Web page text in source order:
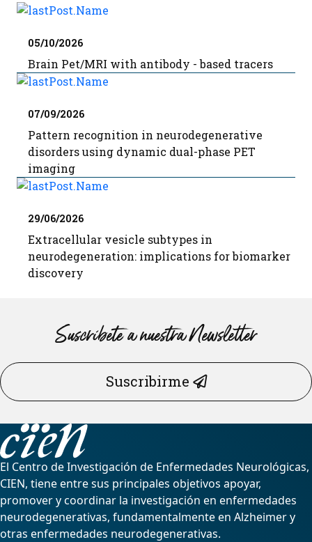
05/10/2026
Brain Pet/MRI with antibody - based tracers
07/09/2026
Pattern recognition in neurodegenerative
disorders using dynamic dual-phase PET
imaging
29/06/2026
Extracellular vesicle subtypes in
neurodegeneration: implications for biomarker
discovery
Suscríbete a nuestra Newsletter
Suscribirme
El Centro de Investigación de Enfermedades Neurológicas,
CIEN, tiene entre sus principales objetivos apoyar,
promover y coordinar la investigación en enfermedades
neurodegenerativas, fundamentalmente en Alzheimer y
otras enfermedades neurodegenerativas.